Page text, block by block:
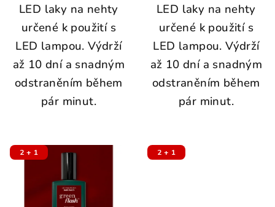
LED laky na nehty
určené k použití s
LED lampou. Výdrží
až 10 dní a snadným
odstraněním během
pár minut.
LED laky na nehty
určené k použití s
LED lampou. Výdrží
až 10 dní a snadným
odstraněním během
pár minut.
2 + 1 2 + 1